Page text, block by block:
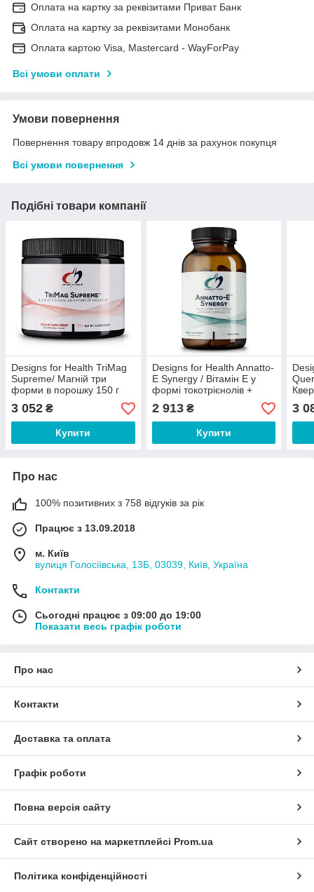
Оплата на картку за реквізитами Приват Банк
Оплата на картку за реквізитами Монобанк
Оплата картою Visa, Mastercard - WayForPay
Всі умови оплати
Умови повернення
Повернення товару впродовж 14 днів за рахунок покупця
Всі умови повернення
Подібні товари компанії
Designs for Health TriMag
Supreme/ Магній три
форми в порошку 150 г
3 052 ₴
Купити
Designs for Health Annatto-
E Synergy / Вітамін Е у
формі токотрієнолів +
чорний кмин 60 капсул
2 913₴
Купити
3
Про нас
100% позитивних з 758 відгуків за рік
Працює з 13.09.2018
м. Київ
вулиця Голосіївська, 13Б, 03039, Київ, Україна
Контакти
Сьогодні працює з 09:00 до 19:00
Показати весь графік роботи
Про нас
Контакти
Доставка та оплата
Графік роботи
Повна версія сайту
Сайт створено на маркетплейсі Prom.ua
Політика конфіденційності